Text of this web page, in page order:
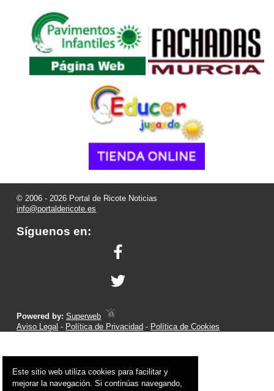
© 2006 - 2026 Portal de Ricote Noticias
info@portaldericote.es
Síguenos en:
Powered by:Superweb
Aviso Legal - Política de Privacidad - Política de Cookies
Este sitio web utiliza cookies para facilitar y
mejorar la navegación. Si continúas navegando,